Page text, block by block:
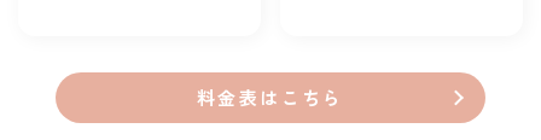
料金表はこちら